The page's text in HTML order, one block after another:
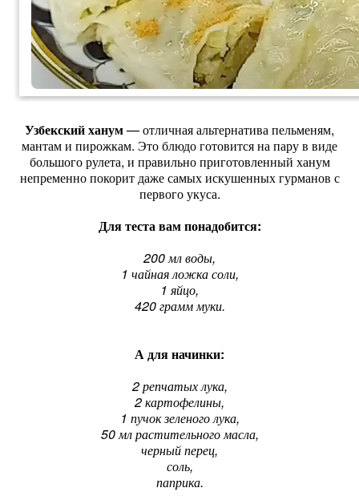
Узбекский ханум— отличная альтернатива пельменям,
мантам и пирожкам. Это блюдо готовится на пару в виде
большого рулета, и правильно приготовленный ханум
непременно покорит даже самых искушенных гурманов с
первого укуса.
Для теста вам понадобится:
200 мл воды,
1 чайная ложка соли,
1 яйцо,
420 грамм муки.
А для начинки:
2 репчатых лука,
2 картофелины,
1 пучок зеленого лука,
50 мл растительного масла,
черный перец,
соль,
паприка.